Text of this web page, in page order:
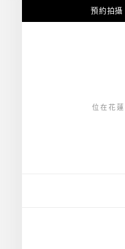
至
預約拍攝
位在花